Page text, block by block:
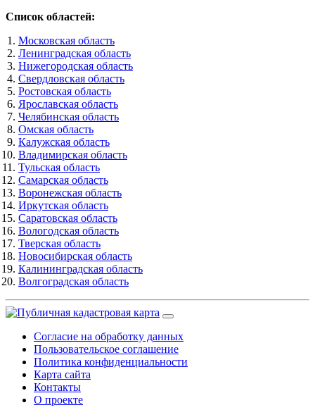
Список областей:
Московская область
Ленинградская область
Нижегородская область
Свердловская область
Ростовская область
Ярославская область
Челябинская область
Омская область
Калужская область
Владимирская область
Тульская область
Самарская область
Воронежская область
Иркутская область
Саратовская область
Вологодская область
Тверская область
Новосибирская область
Калининградская область
Волгоградская область
Согласие на обработку данных
Пользовательское соглашение
Политика конфиденциальности
Карта сайта
Контакты
О проекте